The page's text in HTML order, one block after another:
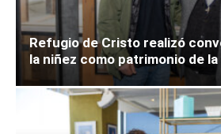
Refugio de Cristo realizó
la niñez como patrimonio de